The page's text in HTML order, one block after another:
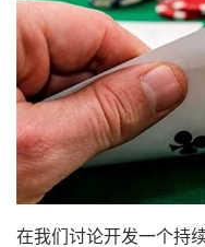
在我们讨论开发一个持